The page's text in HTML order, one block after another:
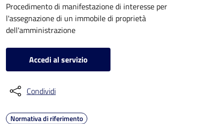
Procedimento di manifestazione di interesse per
l'assegnazione di un immobile di proprietà
dell'amministrazione
Accedi al servizio
Condividi
Normativa di riferimento